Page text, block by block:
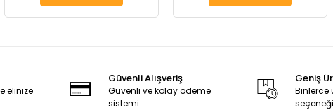
elinize
Güvenli Alışveriş
Güvenli ve kolay ödeme
sistemi
Geniş
Binlerce
seçeneği